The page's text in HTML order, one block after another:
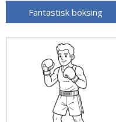
Fantastisk boksing